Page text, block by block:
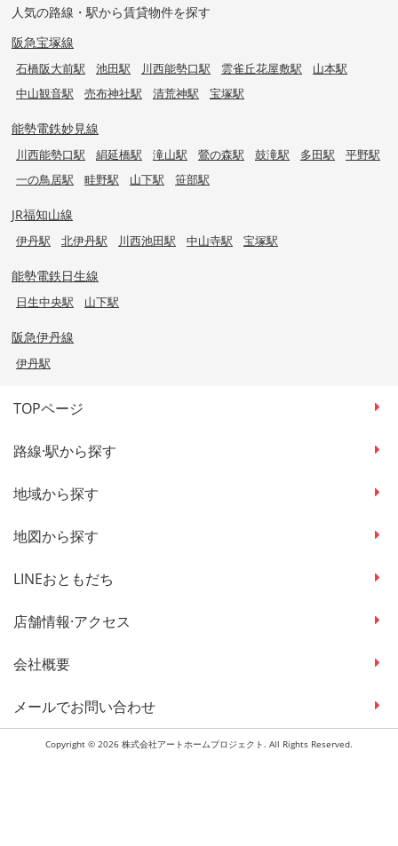
人気の路線・駅から賃貸物件を探す
阪急宝塚線
石橋阪大前駅 池田駅 川西能勢口駅 雲雀丘花屋敷駅
山本駅
中山観音駅
売布神社駅 清荒神駅 宝塚駅
能勢電鉄妙見線
川西能勢口駅 絹延橋駅 滝山駅 鶯の森駅 鼓滝駅 多田駅
平野駅
一の鳥居駅
畦野駅 山下駅 笹部駅
JR福知山線
伊丹駅 北伊丹駅 川西池田駅 中山寺駅 宝塚駅
能勢電鉄日生線
日生中央駅 山下駅
阪急伊丹線
伊丹駅
TOPページ
路線·駅から探す
地域から探す
地図から探す
LINEおともだち
店舗情報·アクセス
会社概要
メールでお問い合わせ
Copyright © 2026 株式会社アートホームプロジェクト. All Rights Reserved.